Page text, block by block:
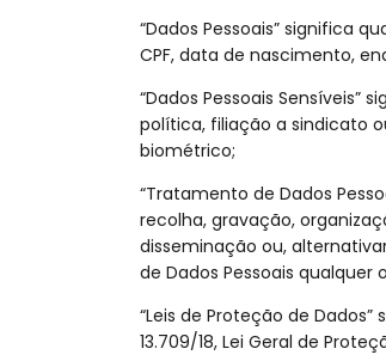
“Dados Pessoais” significa
CPF, data de nascimento,
“Dados Pessoais
política, filiação a sindicato
biométrico;
“Tratamento de Dados
recolha, gravação,
disseminação ou,
de Dados Pessoais
“Leis de Proteção de
13.709/18, Lei Geral de